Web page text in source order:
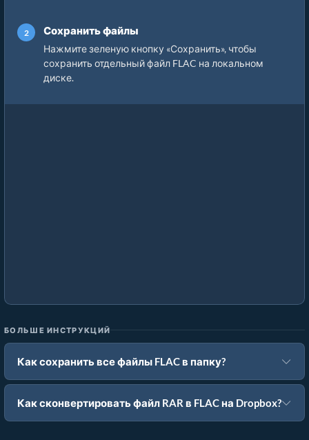
Сохранить файлы
Нажмите зеленую кнопку «Сохранить», чтобы
сохранить отдельный файл FLAC на локальном
диске.
БОЛЬШЕ ИНСТРУКЦИЙ
Как сохранить все файлы FLAC в папку?
Как сконвертировать файл RAR в FLAC на Dropbox?